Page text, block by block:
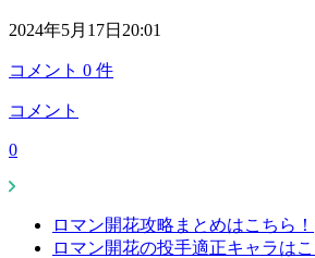
2024年5月17日20:01
コメント 0 件
コメント
0
ロマン開花攻略まとめはこちら！
ロマン開花の投手適正キャラはこ